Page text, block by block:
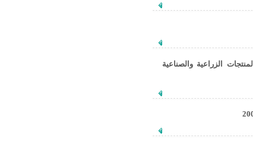
من المنتجات الزراعية والصناعية